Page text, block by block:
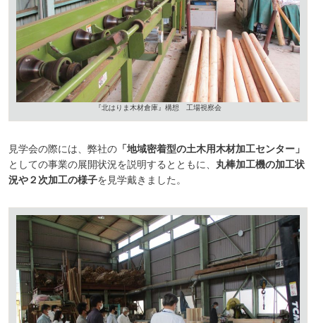
『北はりま木材倉庫』構想 工場視察会
見学会の際には、弊社の 「地域密着型の土木用木材加工センター」
としての事業の展開状況を説明するとともに、 丸棒加工機の加工状
況や２次加工の様子を見学戴きました。